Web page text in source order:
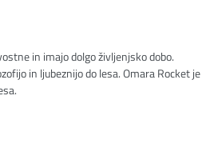
in imajo dolgo življenjsko dobo.
in ljubeznijo do lesa. Omara Rocket je